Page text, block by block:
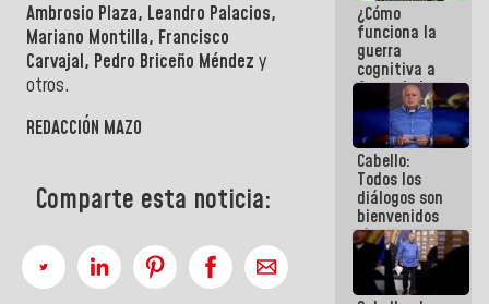
Ambrosio Plaza, Leandro Palacios,
Mariano Montilla, Francisco
Carvajal, Pedro Briceño Méndez y
otros.
REDACCIÓN MAZO
Comparte esta noticia:
energético
¿Cómo
funciona la
guerra
cognitiva a
favor de la
narrativa
hegemónica?
(1)
Cabello:
Todos los
diálogos son
bienvenidos
siempre que
estén en el
marco de la
Constitución